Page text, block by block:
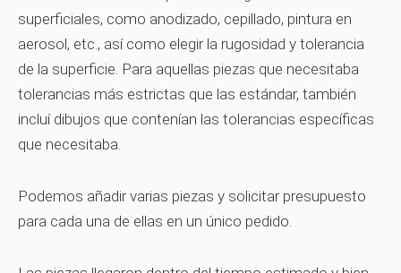
superficiales, como anodizado, cepillado, pintura en
aerosol, etc., así como elegir la rugosidad y tolerancia
de la superficie. Para aquellas piezas que necesitaba
tolerancias más estrictas que las estándar, también
incluí dibujos que contenían las tolerancias específicas
que necesitaba.
Podemos añadir varias piezas y solicitar presupuesto
para cada una de ellas en un único pedido.